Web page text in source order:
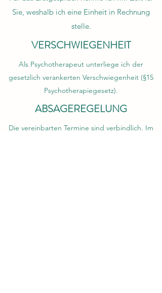
Sie, weshalb ich eine Einheit in Rechnung
stelle.
VERSCHWIEGENHEIT
Als Psychotherapeut unterliege ich der
gesetzlich verankerten Verschwiegenheit (§15
Psychotherapiegesetz).
ABSAGEREGELUNG
Die vereinbarten Termine sind verbindlich. Im